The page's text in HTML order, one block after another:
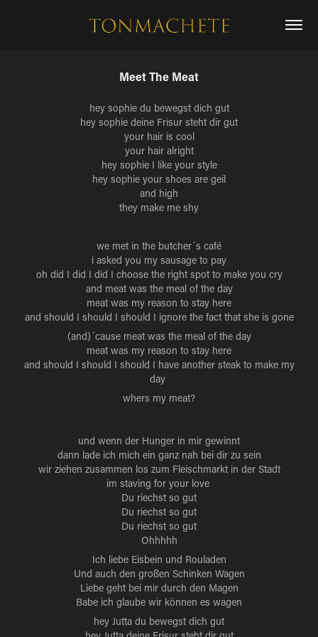
Meet The Meat
hey sophie du bewegst dich gut
hey sophie deine Frisur steht dir gut
your hair is cool
your hair alright
hey sophie I like your style
hey sophie your shoes are geil
and high
they make me shy
we met in the butcher´s café
i asked you my sausage to pay
oh did I did I did I choose the right spot to make you cry
and meat was the meal of the day
meat was my reason to stay here
and should I should I should I ignore the fact that she is gone
(and)´cause meat was the meal of the day
meat was my reason to stay here
and should I should I should I have another steak to make my
day
whers my meat?
und wenn der Hunger in mir gewinnt
dann lade ich mich ein ganz nah bei dir zu sein
wir ziehen zusammen los zum Fleischmarkt in der Stadt
im staving for your love
Du riechst so gut
Du riechst so gut
Du riechst so gut
Ohhhhh
Ich liebe Eisbein und Rouladen
Und auch den großen Schinken Wagen
Liebe geht bei mir durch den Magen
Babe ich glaube wir können es wagen
hey Jutta du bewegst dich gut